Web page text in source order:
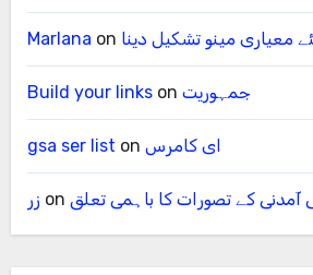
Marlana on معیاری مینو تشکیل دینا
Build your linkson جمہوریت
gsa ser list on ای کامرس
زر on آمدنی کے تصورات کا باہمی تعلق